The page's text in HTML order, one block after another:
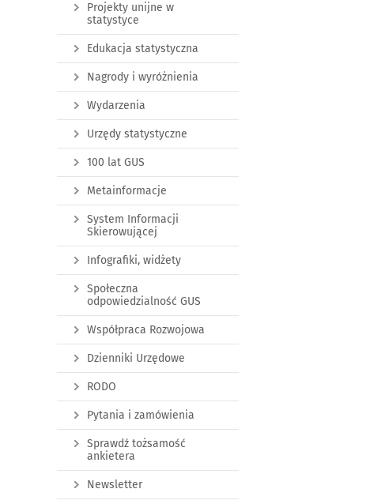
Projekty unijne w
statystyce
Edukacja statystyczna
Nagrody i wyróżnienia
Wydarzenia
Urzędy statystyczne
100 lat GUS
Metainformacje
System Informacji
Skierowującej
Infografiki, widżety
Społeczna
odpowiedzialność GUS
Współpraca Rozwojowa
Dzienniki Urzędowe
RODO
Pytania i zamówienia
Sprawdź tożsamość
ankietera
Newsletter